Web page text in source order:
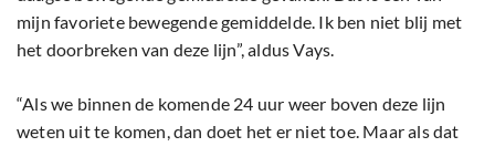
mijn favoriete bewegende gemiddelde. Ik ben niet blij met
het doorbreken van deze lijn”, aldus Vays.
“Als we binnen de komende 24 uur weer boven deze lijn
weten uit te komen, dan doet het er niet toe. Maar als dat